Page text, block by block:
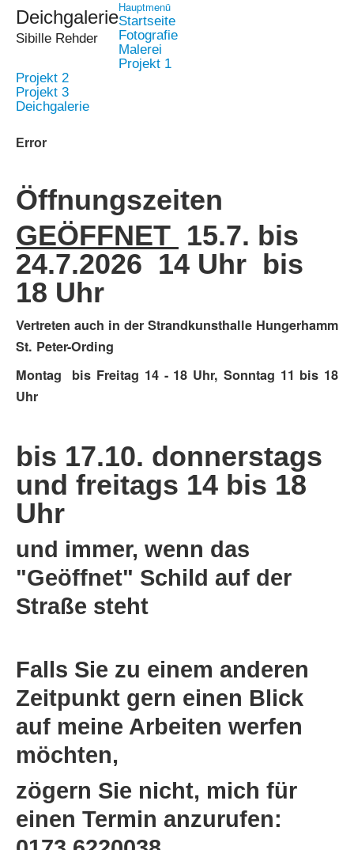
Deichgalerie
Sibille Rehder
Hauptmenü
Startseite
Fotografie
Malerei
Projekt 1
Projekt 2
Projekt 3
Deichgalerie
Error
Öffnungszeiten
GEÖFFNET 15.7. bis
24.7.2026 14 Uhr bis
18 Uhr
Vertreten auch in der Strandkunsthalle Hungerhamm
St. Peter-Ording
Montag bis Freitag 14 - 18 Uhr, Sonntag 11 bis 18
Uhr
bis 17.10. donnerstags
und freitags 14 bis 18
Uhr
und immer, wenn das
"Geöffnet" Schild auf der
Straße steht
Falls Sie zu einem anderen
Zeitpunkt gern einen Blick
auf meine Arbeiten werfen
möchten,
zögern Sie nicht, mich für
einen Termin anzurufen: